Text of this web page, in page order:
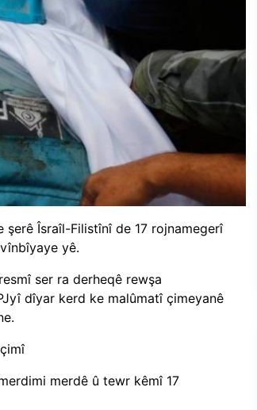
şerê Îsraîl-Filistînî de 17 rojnamegerî
yê.
ser ra derheqê rewşa
dîyar kerd ke malûmatî çimeyanê
merdê û tewr kêmî 17